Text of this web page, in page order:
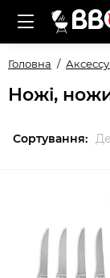
Головна
Ножі,
Сортування: